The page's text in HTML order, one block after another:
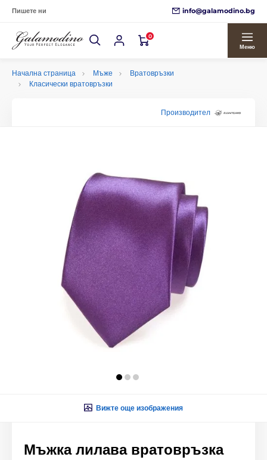
Пишете ни info@galamodino.bg
0
Меню
Начална страница Мъже
Вратовръзки
Класически вратовръзки
Производител
Вижте още изображения
Мъжка лилава вратовръзка